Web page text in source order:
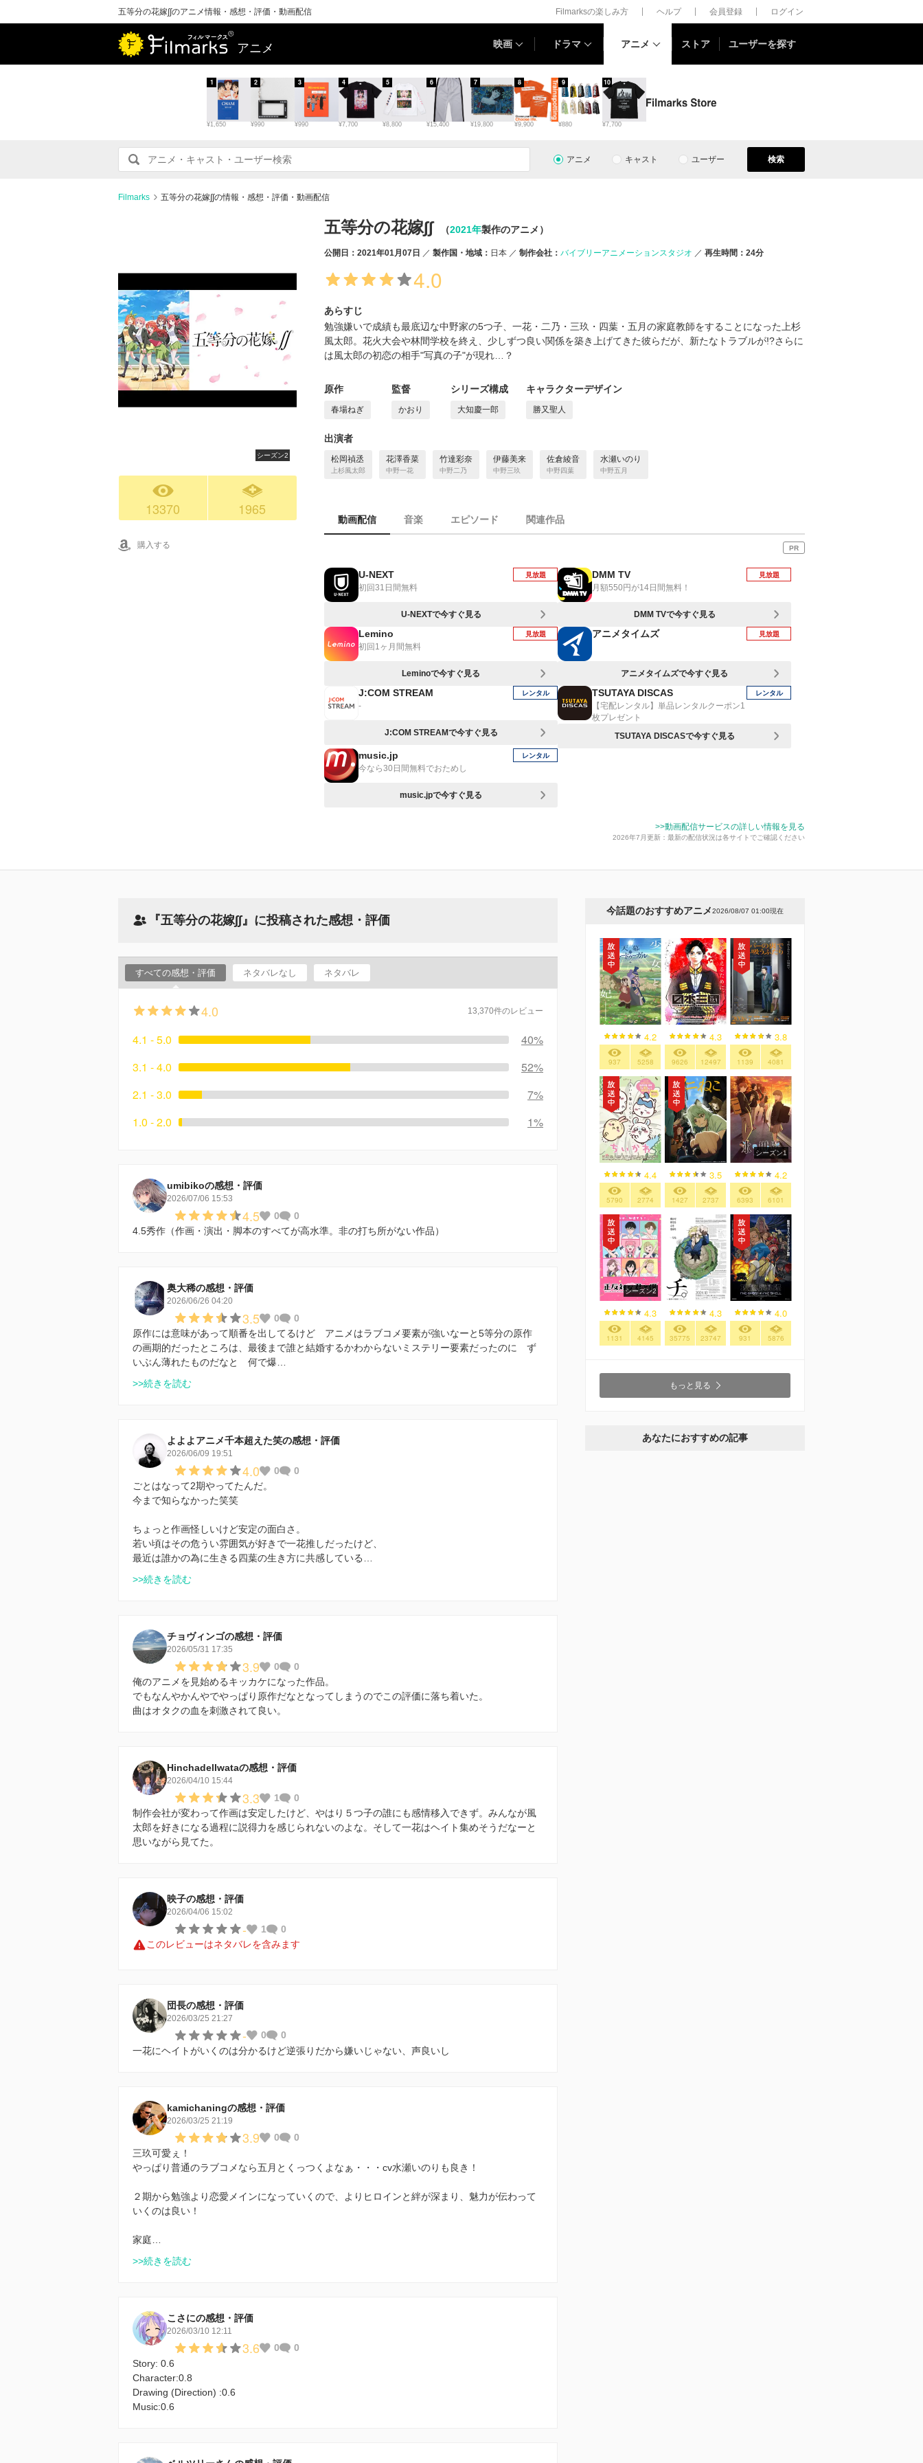
五等分の花嫁∫∫のアニメ情報・感想・評価・動画配信 Filmarksの楽しみ方 ヘルプ 会員登録 ログイン
アニメ 映画 ドラマ アニメ ストア ユーザーを探す
¥1,650
1
¥990
2
¥990
3
¥7,700
4
¥8,800
5
¥15,400
6
¥19,800
7
¥9,900
8
¥880
9
¥7,700
10
アニメ キャスト ユーザー 検索
Filmarks 五等分の花嫁∫∫の情報・感想・評価・動画配信
シーズン2
13370 1965
購入する
五等分の花嫁∫∫ （2021年製作のアニメ）
公開日：2021年01月07日 製作国・地域： 日本 制作会社： バイブリーアニメーションスタジオ 再生時間：24分
4.0
あらすじ
勉強嫌いで成績も最底辺な中野家の5つ子、一花・二乃・三玖・四葉・五月の家庭教師をすることになった上杉
風太郎。花火大会や林間学校を終え、少しずつ良い関係を築き上げてきた彼らだが、新たなトラブルが!?さらに
は風太郎の初恋の相手"写真の子"が現れ…？
原作
春場ねぎ
監督
かおり
シリーズ構成
大知慶一郎
キャラクターデザイン
勝又聖人
出演者
松岡禎丞
上杉風太郎
花澤香菜
中野一花
竹達彩奈
中野二乃
伊藤美来
中野三玖
佐倉綾音
中野四葉
水瀬いのり
中野五月
動画配信 音楽 エピソード 関連作品
PR
U-NEXT
初回31日間無料
見放題
U-NEXTで今すぐ見る
DMM TV
月額550円が14日間無料！
見放題
DMM TVで今すぐ見る
Lemino
初回1ヶ月間無料
見放題
Leminoで今すぐ見る
アニメタイムズ 見放題
アニメタイムズで今すぐ見る
J:COM STREAM
-
レンタル
J:COM STREAMで今すぐ見る
TSUTAYA DISCAS
【宅配レンタル】単品レンタルクーポン1
枚プレゼント
レンタル
TSUTAYA DISCASで今すぐ見る
music.jp
今なら30日間無料でおためし
レンタル
music.jpで今すぐ見る
>>動画配信サービスの詳しい情報を見る
2026年7月更新：最新の配信状況は各サイトでご確認ください
『五等分の花嫁∫∫』に投稿された感想・評価
すべての感想・評価 ネタバレなし ネタバレ
4.0 13,370件のレビュー
4.1 - 5.0
40%
3.1 - 4.0
52%
2.1 - 3.0
7%
1.0 - 2.0
1%
umibikoの感想・評価
2026/07/06 15:53
4.5 0
0
4.5秀作（作画・演出・脚本のすべてが高水準。非の打ち所がない作品）
奥大稀の感想・評価
2026/06/26 04:20
3.5 0
0
原作には意味があって順番を出してるけど アニメはラブコメ要素が強いなーと5等分の原作
の画期的だったところは、最後まで誰と結婚するかわからないミステリー要素だったのに ず
いぶん薄れたものだなと 何で爆…
>>続きを読む
よよよアニメ千本超えた笑の感想・評価
2026/06/09 19:51
4.0 0
0
ごとはなって2期やってたんだ。
今まで知らなかった笑笑
ちょっと作画怪しいけど安定の面白さ。
若い頃はその危うい雰囲気が好きで一花推しだったけど、
最近は誰かの為に生きる四葉の生き方に共感している…
>>続きを読む
チョヴィンゴの感想・評価
2026/05/31 17:35
3.9 0
0
俺のアニメを見始めるキッカケになった作品。
でもなんやかんやでやっぱり原作だなとなってしまうのでこの評価に落ち着いた。
曲はオタクの血を刺激されて良い。
HinchadelIwataの感想・評価
2026/04/10 15:44
3.3 1
0
制作会社が変わって作画は安定したけど、やはり５つ子の誰にも感情移入できず。みんなが風
太郎を好きになる過程に説得力を感じられないのよな。そして一花はヘイト集めそうだなーと
思いながら見てた。
映子の感想・評価
2026/04/06 15:02
- 1
0
このレビューはネタバレを含みます
団長の感想・評価
2026/03/25 21:27
- 0
0
一花にヘイトがいくのは分かるけど逆張りだから嫌いじゃない、声良いし
kamichaningの感想・評価
2026/03/25 21:19
3.9 0
0
三玖可愛ぇ！
やっぱり普通のラブコメなら五月とくっつくよなぁ・・・cv水瀬いのりも良き！
２期から勉強より恋愛メインになっていくので、よりヒロインと絆が深まり、魅力が伝わって
いくのは良い！
家庭…
>>続きを読む
こさにの感想・評価
2026/03/10 12:11
3.6 0
0
Story: 0.6
Character:0.8
Drawing (Direction) :0.6
Music:0.6
今話題のおすすめアニメ2026/08/07 01:00現在
4.2
937 5258
4.3
9626 12497
3.8
1139 4081
4.4
5790 2774
3.5
1427 2737
シーズン1
4.2
6393 6101
シーズン2
4.3
1131 4145
4.3
35775 23747
4.0
931 5876
もっと見る
あなたにおすすめの記事